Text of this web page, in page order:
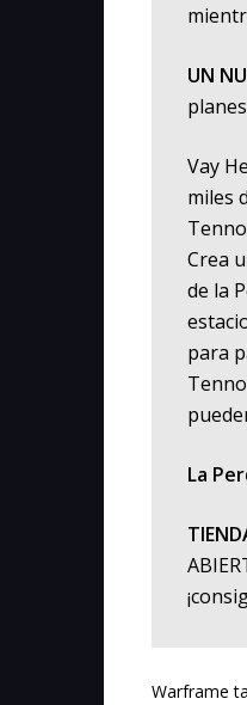
UN
Vay
miles
Crea
de la
para
La
Warframe